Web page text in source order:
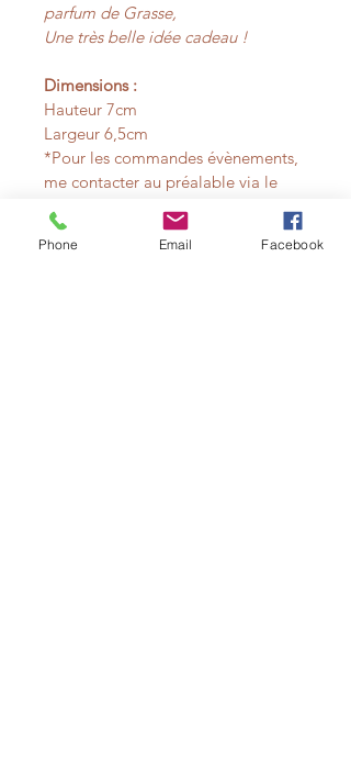
parfum de Grasse,
Une très belle idée cadeau !
Dimensions :
Hauteur 7cm
Largeur 6,5cm
*Pour les commandes évènements,
me contacter au préalable via le
formulaire pour infos délais et tarifs
dégressifs.
Phone Email Facebook